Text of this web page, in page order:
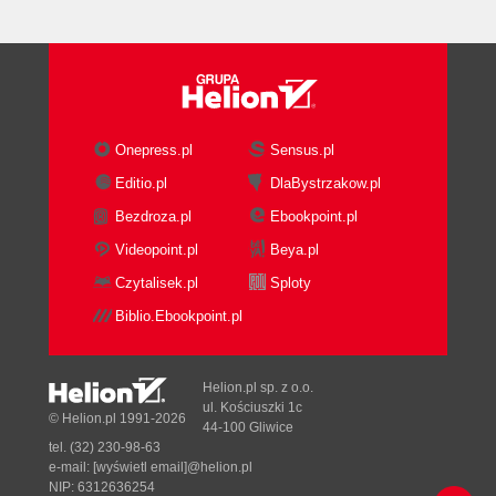
Making a Service Composable
Problem
Solution
Supporting Your SOA Efforts
Problem
Solution
Discussion
Reference architecture site
Conventions
Standards
Specifications
Onepress.pl
Sensus.pl
Editio.pl
DlaBystrzakow.pl
Bezdroza.pl
Ebookpoint.pl
Videopoint.pl
Beya.pl
Czytalisek.pl
Sploty
Biblio.Ebookpoint.pl
© Helion.pl 1991-2026
Helion.pl sp. z o.o.
ul. Kościuszki 1c
44-100 Gliwice
tel. (32) 230-98-63
e-mail: [wyświetl email]@helion.pl
NIP: 6312636254